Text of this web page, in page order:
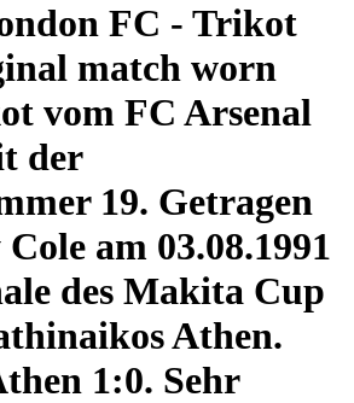
FC - Trikot
match worn
vom FC Arsenal
der
19. Getragen
am 03.08.1991
des Makita Cup
Athen.
1:0. Sehr